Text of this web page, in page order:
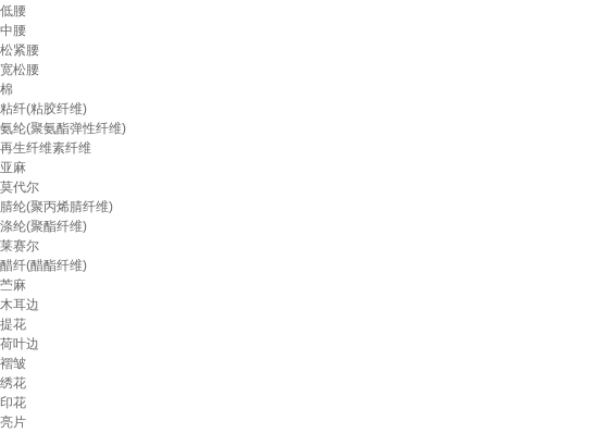
低腰
中腰
松紧腰
宽松腰
棉
粘纤(粘胶纤维)
氨纶(聚氨酯弹性纤维)
再生纤维素纤维
亚麻
莫代尔
腈纶(聚丙烯腈纤维)
涤纶(聚酯纤维)
莱赛尔
醋纤(醋酯纤维)
苎麻
木耳边
提花
荷叶边
褶皱
绣花
印花
亮片